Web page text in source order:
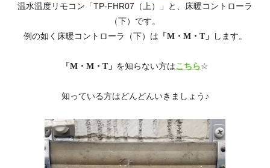
温水温度リモコン 「TP-FHR07（上）」
と、床暖コントローラ
（下）です。
例の如く床暖コントローラ（下）は 「M・M・T」 します。
「M・M・T」 を知らない方はこちら☆
知っている方はどんどんいきましょう♪